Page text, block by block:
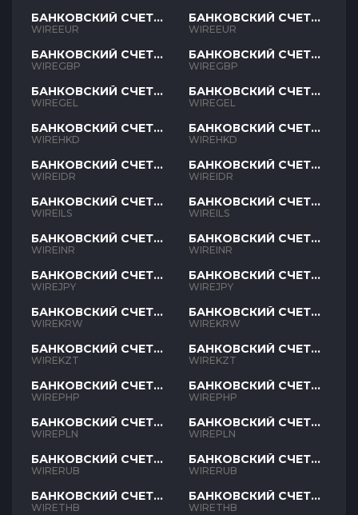
БАНКОВСКИЙ СЧЕТ
EUR
WIREEUR
БАНКОВСКИЙ СЧЕТ
GBP
WIREGBP
БАНКОВСКИЙ СЧЕТ
GEL
WIREGEL
БАНКОВСКИЙ СЧЕТ
HKD
WIREHKD
БАНКОВСКИЙ СЧЕТ
IDR
WIREIDR
БАНКОВСКИЙ СЧЕТ
ILS
WIREILS
БАНКОВСКИЙ СЧЕТ
INR
WIREINR
БАНКОВСКИЙ СЧЕТ
JPY
WIREJPY
БАНКОВСКИЙ СЧЕТ
KRW
WIREKRW
БАНКОВСКИЙ СЧЕТ
KZT
WIREKZT
БАНКОВСКИЙ СЧЕТ
PHP
WIREPHP
БАНКОВСКИЙ СЧЕТ
PLN
WIREPLN
БАНКОВСКИЙ СЧЕТ
RUB
WIRERUB
БАНКОВСКИЙ СЧЕТ
THB
WIRETHB
БАНКОВСКИЙ СЧЕТ
EUR
WIREEUR
БАНКОВСКИЙ СЧЕТ
GBP
WIREGBP
БАНКОВСКИЙ СЧЕТ
GEL
WIREGEL
БАНКОВСКИЙ СЧЕТ
HKD
WIREHKD
БАНКОВСКИЙ СЧЕТ
IDR
WIREIDR
БАНКОВСКИЙ СЧЕТ
ILS
WIREILS
БАНКОВСКИЙ СЧЕТ
INR
WIREINR
БАНКОВСКИЙ СЧЕТ
JPY
WIREJPY
БАНКОВСКИЙ СЧЕТ
KRW
WIREKRW
БАНКОВСКИЙ СЧЕТ
KZT
WIREKZT
БАНКОВСКИЙ СЧЕТ
PHP
WIREPHP
БАНКОВСКИЙ СЧЕТ
PLN
WIREPLN
БАНКОВСКИЙ СЧЕТ
RUB
WIRERUB
БАНКОВСКИЙ СЧЕТ
THB
WIRETHB